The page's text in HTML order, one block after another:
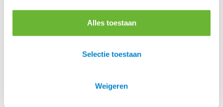
Alles toestaan
Selectie toestaan
Weigeren
Of je nu op zoek bent naar enkel- of dubbel
gebroken bitten, watertrensen, bustrensen of D-
ook de typische IJslandse bitten in ons
voor jouw paard? Lees dan